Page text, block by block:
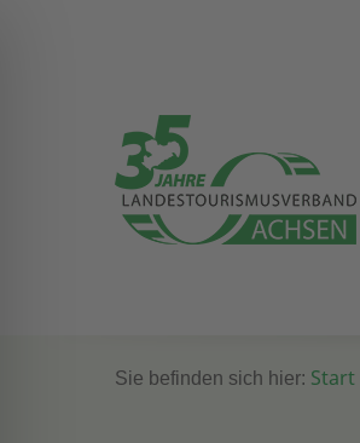
Sie befinden sich hier: Start